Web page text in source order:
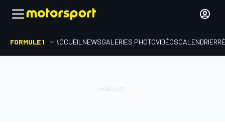
FORMULE 1 ACCUEIL NEWSGALERIES PHOTOVIDÉOSCALENDRIER